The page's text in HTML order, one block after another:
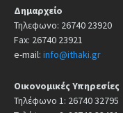
Δημαρχείο
Τηλεφωνο: 26740 23920
Fax: 26740 23921
e-mail: info@ithaki.gr
Οικονομικές Υπηρεσίες
Τηλέφωνο 1: 26740 32795